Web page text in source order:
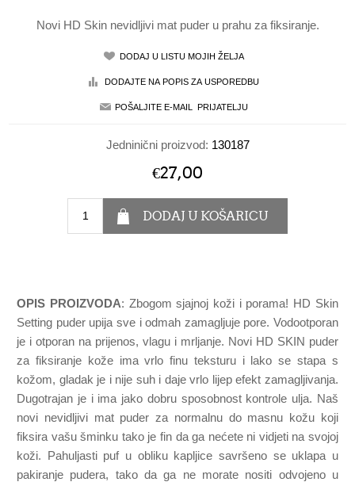
Novi HD Skin nevidljivi mat puder u prahu za fiksiranje.
Jedninični proizvod: 130187
€27,00
OPIS PROIZVODA: Zbogom sjajnoj koži i porama! HD Skin
Setting puder upija sve i odmah zamagljuje pore. Vodootporan
je i otporan na prijenos, vlagu i mrljanje. Novi HD SKIN puder
za fiksiranje kože ima vrlo finu teksturu i lako se stapa s
kožom, gladak je i nije suh i daje vrlo lijep efekt zamagljivanja.
Dugotrajan je i ima jako dobru sposobnost kontrole ulja. Naš
novi nevidljivi mat puder za normalnu do masnu kožu koji
fiksira vašu šminku tako je fin da ga nećete ni vidjeti na svojoj
koži. Pahuljasti puf u obliku kapljice savršeno se uklapa u
pakiranje pudera, tako da ga ne morate nositi odvojeno u